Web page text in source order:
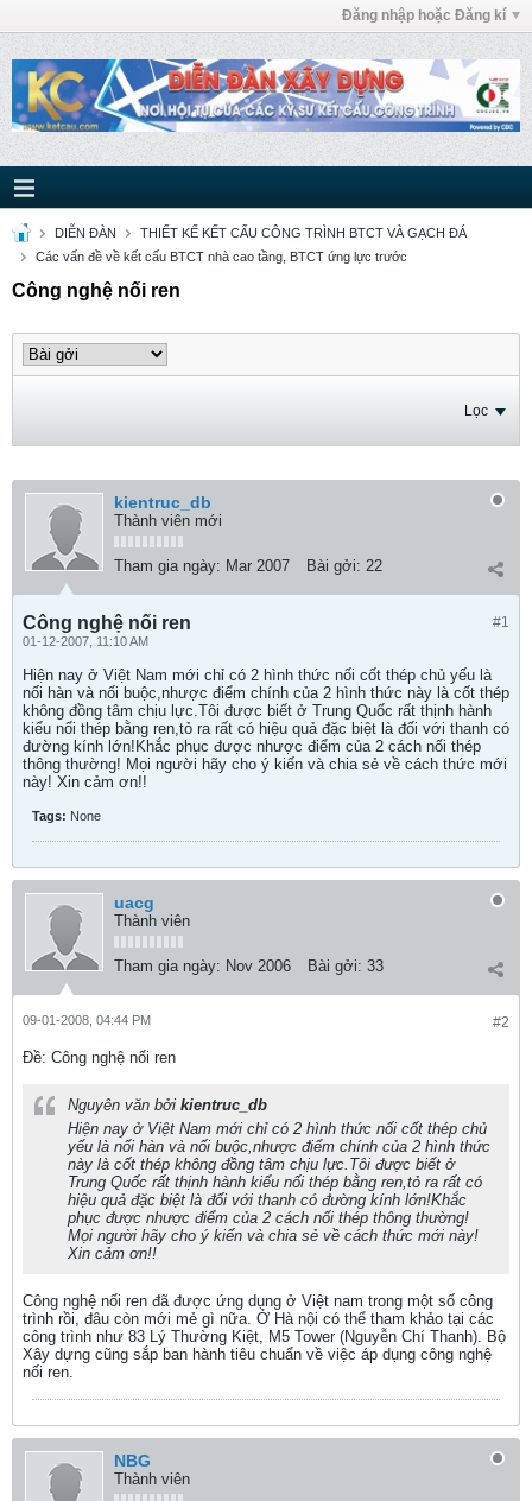
Đăng nhập hoặc Đăng kí
DIỄN ĐÀN
THIẾT KẾ KẾT CẤU CÔNG TRÌNH BTCT VÀ GẠCH ĐÁ
Các vấn đề về kết cấu BTCT nhà cao tầng, BTCT ứng lực trước
Công nghệ nối ren
Lọc
kientruc_db
Thành viên mới
Tham gia ngày: Mar 2007 Bài gởi: 22
#1
Công nghệ nối ren
01-12-2007, 11:10 AM
Hiện nay ở Việt Nam mới chỉ có 2 hình thức nối cốt thép chủ yếu là
nối hàn và nối buộc,nhược điểm chính của 2 hình thức này là cốt thép
không đồng tâm chịu lực.Tôi được biết ở Trung Quốc rất thịnh hành
kiểu nối thép bằng ren,tỏ ra rất có hiệu quả đặc biệt là đối với thanh có
đường kính lớn!Khắc phục được nhược điểm của 2 cách nối thép
thông thường! Mọi người hãy cho ý kiến và chia sẻ về cách thức mới
này! Xin cảm ơn!!
Tags: None
uacg
Thành viên
Tham gia ngày: Nov 2006 Bài gởi: 33
#2
09-01-2008, 04:44 PM
Ðề: Công nghệ nối ren
Nguyên văn bởi kientruc_db
Hiện nay ở Việt Nam mới chỉ có 2 hình thức nối cốt thép chủ
yếu là nối hàn và nối buộc,nhược điểm chính của 2 hình thức
này là cốt thép không đồng tâm chịu lực.Tôi được biết ở
Trung Quốc rất thịnh hành kiểu nối thép bằng ren,tỏ ra rất có
hiệu quả đặc biệt là đối với thanh có đường kính lớn!Khắc
phục được nhược điểm của 2 cách nối thép thông thường!
Mọi người hãy cho ý kiến và chia sẻ về cách thức mới này!
Xin cảm ơn!!
Công nghệ nối ren đã được ứng dụng ở Việt nam trong một số công
trình rồi, đâu còn mới mẻ gì nữa. Ở Hà nội có thể tham khảo tại các
công trình như 83 Lý Thường Kiệt, M5 Tower (Nguyễn Chí Thanh). Bộ
Xây dựng cũng sắp ban hành tiêu chuẩn về việc áp dụng công nghệ
nối ren.
NBG
Thành viên